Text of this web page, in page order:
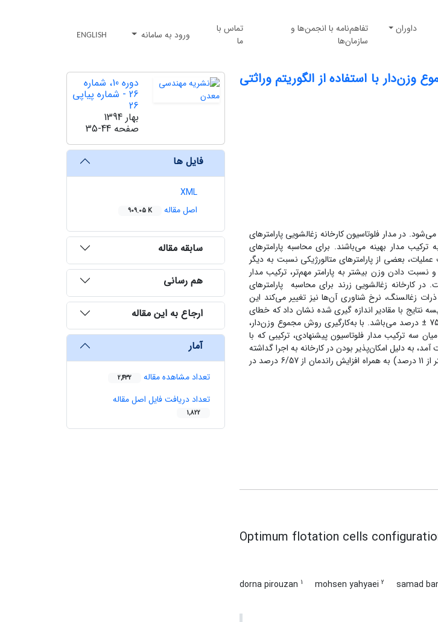
داوران
تفاهم‌نامه با انجمن‌ها و
سازمان‌ها
تماس با
ما
ورود به سامانه ENGLISH
وزن‌دار با استفاده از الگوریتم وراثتی
در مدار فلوتاسیون کارخانه زغالشویی پارامترهای
مدار بهینه می‌باشند. برای محاسبه پارامترهای
بعضی از پارامترهای متالورژیکی نسبت به دیگر
نسبت دادن وزن بیشتر به پارامتر مهم‌تر، ترکیب مدار
زغالشویی زرند برای محاسبه پارامترهای
زغالسنگ، نرخ شناوری آن‌ها نیز تغییر می‌کند این
با مقادیر اندازه گیری شده نشان داد که خطای
متوسط پیش‌بینی راندمان و محتوی خاکستر کنسانتره توسط مدل به ترتیب 2/4 ± و 75/0 ± درصد می‌باشد. با به‌کارگیری روش مجموع وزن‌دار،
سه ترکیب مدار فلوتاسیون پیشنهادی، ترکیبی که با
به‌دست آمد، به دلیل امکان‌پذیر بودن در کارخانه به اجرا گداشته
شد که نتیجه آن دستیابی به محصولی با کیفیت قابل قبول (محتوی خاکستر کنسانتره کمتر از 11 درصد) به همراه افزایش راندمان از 6/57 درصد در
Optimum flotation cells
dorna pirouzan 1 mohsen yahyaei 2 samad
دوره 10، شماره
26 - شماره پیاپی
26
بهار 1394
صفحه35-44
فایل ها
XML
اصل مقاله
909.05 K
سابقه مقاله
هم رسانی
ارجاع به این مقاله
آمار
تعداد مشاهده مقاله 2,432
تعداد دریافت فایل اصل مقاله
1,822